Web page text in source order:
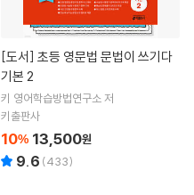
[도서]
기본 2
키 영어학습방법연구소 저
키출판사
10% 13,500원
9.6 (433)